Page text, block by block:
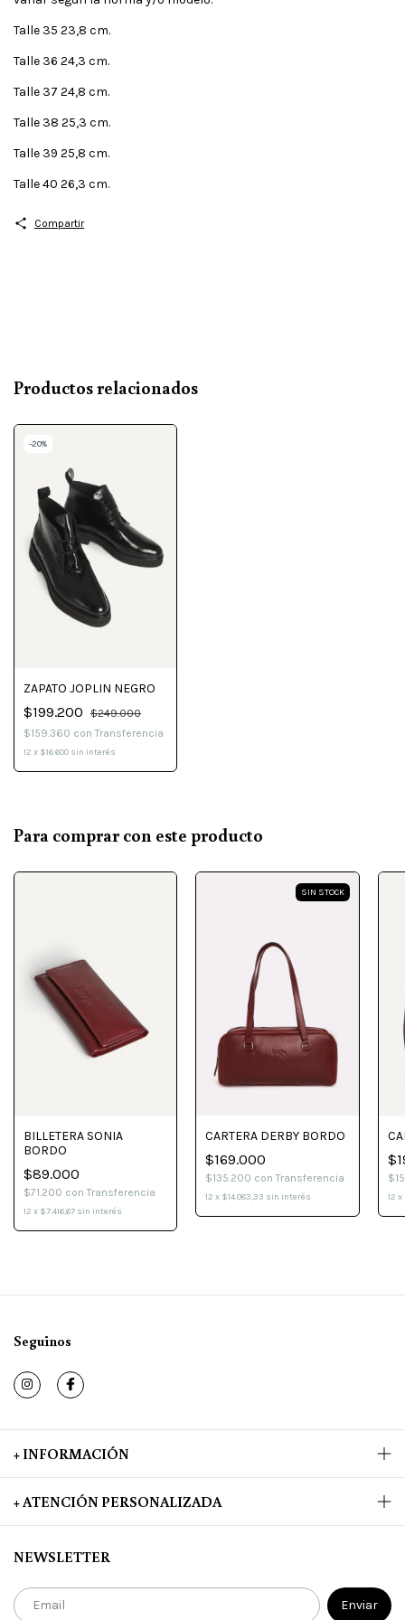
Talle 35 23,8 cm.
Talle 36 24,3 cm.
Talle 37 24,8 cm.
Talle 38 25,3 cm.
Talle 39 25,8 cm.
Talle 40 26,3 cm.
Compartir
Productos relacionados
-20%
ZAPATO JOPLIN NEGRO
$199.200
$249.000
$159.360 con Transferencia
12 x $16.600 sin interés
Para comprar con este producto
BILLETERA SONIA
BORDO
$89.000
$71.200 con Transferencia
12 x $7.416,67 sin interés
SIN STOCK
CARTERA DERBY BORDO
$169.000
$135.200 con Transferencia
12 x $14.083,33 sin interés 12 x
Seguinos
+ INFORMACIÓN
+ ATENCIÓN PERSONALIZADA
NEWSLETTER